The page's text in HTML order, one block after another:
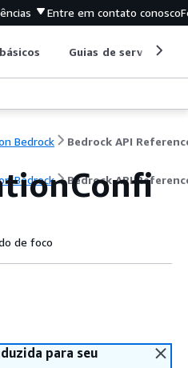
Entre em contato conosco
Guias de serviço
Bedrock Bedrock API
Bedrock Bedrock API
de foco
para seu